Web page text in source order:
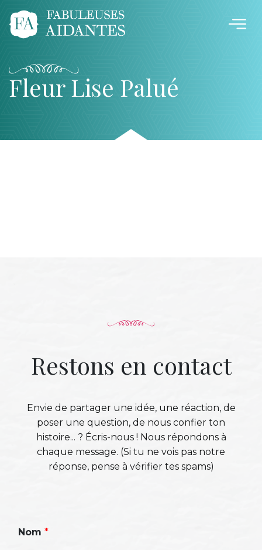
Fleur Lise Palué
Restons en contact
Envie de partager une idée, une réaction, de
poser une question, de nous confier ton
histoire... ? Écris-nous ! Nous répondons à
chaque message. (Si tu ne vois pas notre
réponse, pense à vérifier tes spams)
Nom *